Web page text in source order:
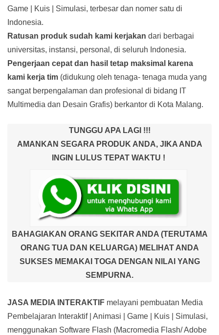
Game | Kuis | Simulasi, terbesar dan nomer satu di
Indonesia.
Ratusan produk sudah kami kerjakan dari berbagai
universitas, instansi, personal, di seluruh Indonesia.
Pengerjaan cepat dan hasil tetap maksimal karena
kami kerja tim (didukung oleh tenaga- tenaga muda yang
sangat berpengalaman dan profesional di bidang IT
Multimedia dan Desain Grafis) berkantor di Kota Malang.
TUNGGU APA LAGI !!!
AMANKAN SEGARA PRODUK ANDA, JIKA ANDA
INGIN LULUS TEPAT WAKTU !
BAHAGIAKAN ORANG SEKITAR ANDA (TERUTAMA
ORANG TUA DAN KELUARGA) MELIHAT ANDA
SUKSES MEMAKAI TOGA DENGAN NILAI YANG
SEMPURNA.
JASA MEDIA INTERAKTIF melayani pembuatan Media
Pembelajaran Interaktif| Animasi | Game | Kuis | Simulasi,
menggunakan Software Flash (Macromedia Flash/ Adobe